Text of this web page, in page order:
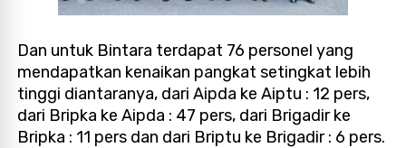
Dan untuk Bintara terdapat 76 personel yang
mendapatkan kenaikan pangkat setingkat lebih
tinggi diantaranya, dari Aipda ke Aiptu : 12 pers,
dari Bripka ke Aipda : 47 pers, dari Brigadir ke
Bripka : 11 pers dan dari Briptu ke Brigadir : 6 pers.